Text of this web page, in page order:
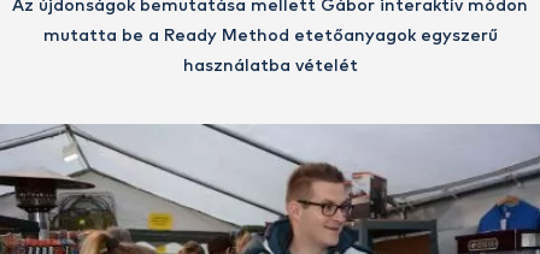
Az újdonságok bemutatása mellett Gábor interaktív módon
mutatta be a Ready Method etetőanyagok egyszerű
használatba vételét